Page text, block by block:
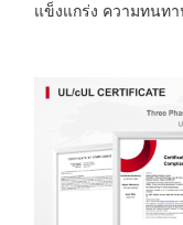
แข็งแกร่ง ความทนท